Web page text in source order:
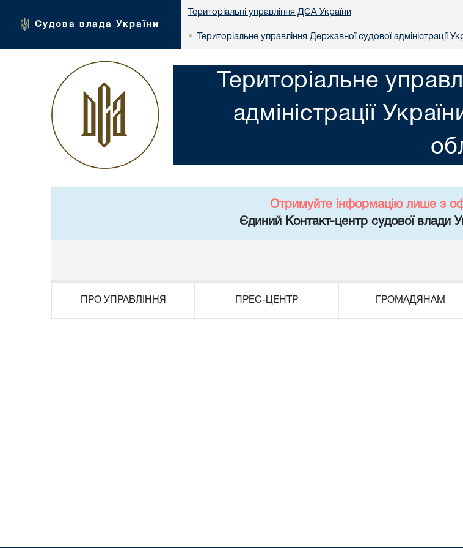
Судова влада України
Територіальні управління ДСА України
• Територіальне управління Державної судової адміністрації
Територіальне
адміністрації
Отримуйте інформацію лише з
Єдиний Контакт-центр судової влади
ПРО УПРАВЛІННЯ ПРЕС-ЦЕНТР ГРОМАДЯНАМ